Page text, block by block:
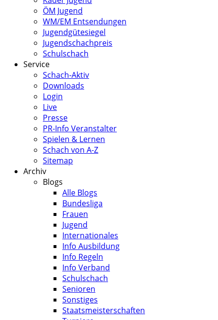
ÖM Jugend
WM/EM Entsendungen
Jugendgütesiegel
Jugendschachpreis
Schulschach
Service
Schach-Aktiv
Downloads
Login
Live
Presse
PR-Info Veranstalter
Spielen & Lernen
Schach von A-Z
Sitemap
Archiv
Blogs
Alle Blogs
Bundesliga
Frauen
Jugend
Internationales
Info Ausbildung
Info Regeln
Info Verband
Schulschach
Senioren
Sonstiges
Staatsmeisterschaften